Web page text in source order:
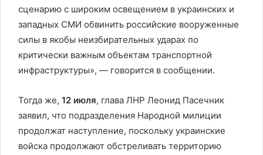
сценарию с широким освещением в украинских и
западных СМИ обвинить российские вооруженные
силы в якобы неизбирательных ударах по
критически важным объектам транспортной
инфраструктуры», — говорится в сообщении.
Тогда же, 12 июля, глава ЛНР Леонид Пасечник
заявил, что подразделения Народной милиции
продолжат наступление, поскольку украинские
войска продолжают обстреливать территорию